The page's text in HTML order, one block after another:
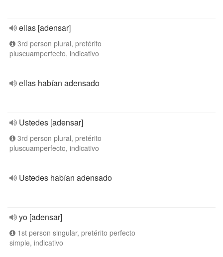
ellas [adensar]
3rd person plural, pretérito
pluscuamperfecto, indicativo
ellas habían adensado
Ustedes [adensar]
3rd person plural, pretérito
pluscuamperfecto, indicativo
Ustedes habían adensado
yo [adensar]
1st person singular, pretérito perfecto
simple, indicativo